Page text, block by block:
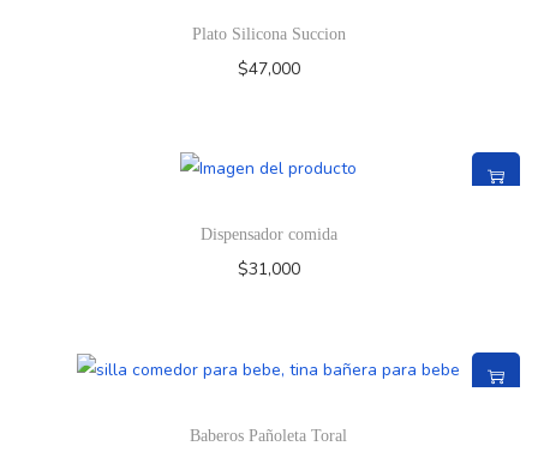
Plato Silicona Succion
$47,000
Dispensador comida
$31,000
Baberos Pañoleta Toral